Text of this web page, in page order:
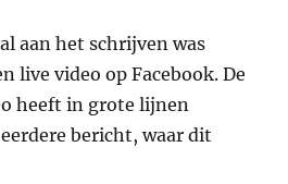
aan het schrijven was
live video op Facebook. De
heeft in grote lijnen
bericht, waar dit